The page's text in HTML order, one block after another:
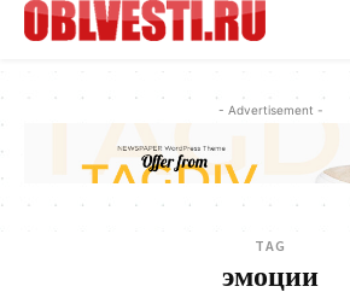
- Advertisement -
TAG
эмоции